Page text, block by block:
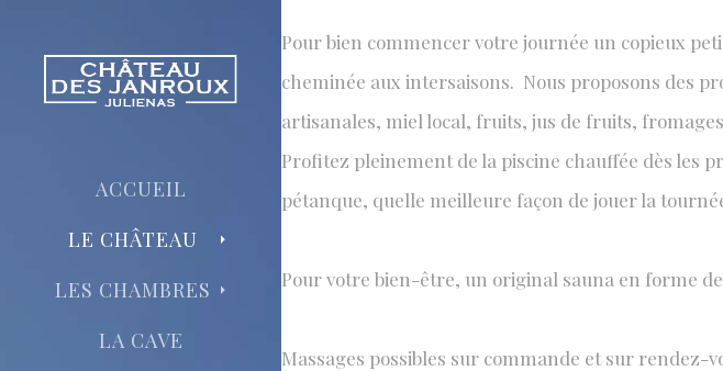
ACCUEIL
LE CHÂTEAU
LES CHAMBRES
LA CAVE
ACTIVITÉS AU CHÂTEAU
il y en a pour tous les goûts
Pour bien commencer votre journée un copieux
cheminée aux intersaisons. Nous proposons des
artisanales, miel local, fruits, jus de fruits,
Profitez pleinement de la piscine chauffée dès les
pétanque, quelle meilleure façon de jouer la
​Pour votre bien-être, un original sauna en forme
Massages possibles sur commande et sur rendez-